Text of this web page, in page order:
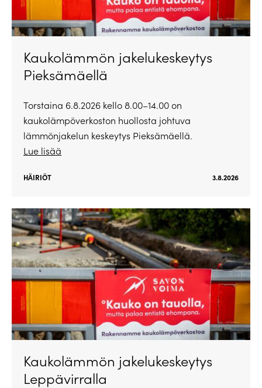
Kaukolämmön jakelukeskeytys
Pieksämäellä
Torstaina 6.8.2026 kello 8.00–14.00 on
kaukolämpöverkoston huollosta johtuva
lämmönjakelun keskeytys Pieksämäellä.
Lue lisää
HÄIRIÖT 3.8.2026
Kaukolämmön jakelukeskeytys
Leppävirralla